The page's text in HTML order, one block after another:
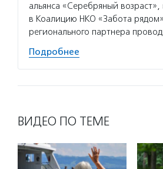
альянса «Серебряный возраст»,
в Коалицию НКО «Забота
регионального партнера
Подробнее
ВИДЕО ПО ТЕМЕ